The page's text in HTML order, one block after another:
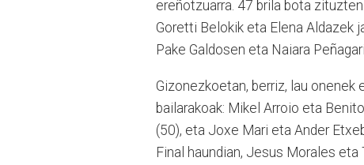
ereñotzuarra. 47 brila bota
Goretti Belokik eta Elena Aldazek
Pake Galdosen eta Naiara
Gizonezkoetan, berriz, lau onenek
bailarakoak: Mikel Arroio eta
(50), eta Joxe Mari eta Ander
Final haundian, Jesus Morales